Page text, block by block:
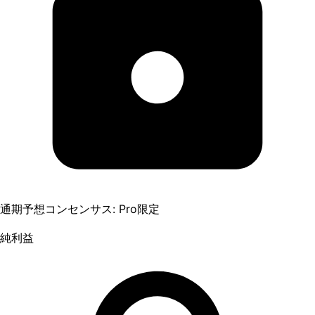
通期予想コンセンサス: Pro限定
純利益